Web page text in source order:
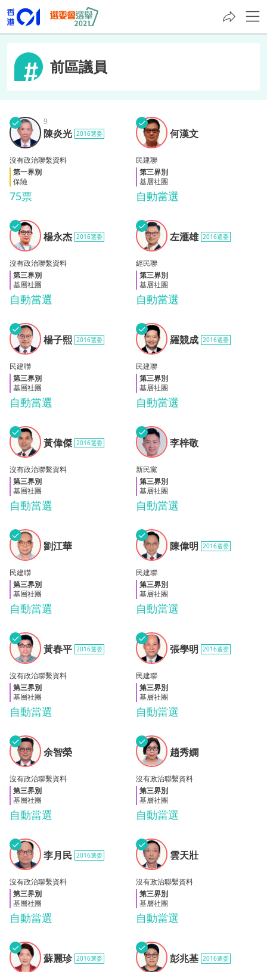
前區議員
陳炎
光
✓
75票
9
陳炎光 2016選委
沒有政治聯繫資料
第一界別
保險
何漢
文
✓
自動當選
何漢文
民建聯
第三界別
基層社團
楊永
杰
✓
自動當選
楊永杰 2016選委
沒有政治聯繫資料
第三界別
基層社團
左滙
雄
✓
自動當選
左滙雄 2016選委
經民聯
第三界別
基層社團
楊子
熙
✓
自動當選
楊子熙 2016選委
民建聯
第三界別
基層社團
羅競
成
✓
自動當選
羅競成 2016選委
民建聯
第三界別
基層社團
黃偉
傑
✓
自動當選
黃偉傑 2016選委
沒有政治聯繫資料
第三界別
基層社團
李梓
敬
✓
自動當選
李梓敬
新民黨
第三界別
基層社團
劉江
華
✓
自動當選
劉江華
民建聯
第三界別
基層社團
陳偉
明
✓
自動當選
陳偉明 2016選委
民建聯
第三界別
基層社團
黃春
平
✓
自動當選
黃春平 2016選委
沒有政治聯繫資料
第三界別
基層社團
張學
明
✓
自動當選
張學明 2016選委
民建聯
第三界別
基層社團
余智
榮
✓
自動當選
余智榮
沒有政治聯繫資料
第三界別
基層社團
趙秀
嫻
✓
自動當選
趙秀嫻
沒有政治聯繫資料
第三界別
基層社團
李月
民
✓
自動當選
李月民 2016選委
沒有政治聯繫資料
第三界別
基層社團
雲天
壯
✓
自動當選
雲天壯
沒有政治聯繫資料
第三界別
基層社團
蘇麗
珍
✓
蘇麗珍 2016選委
彭兆
基
✓
彭兆基 2016選委